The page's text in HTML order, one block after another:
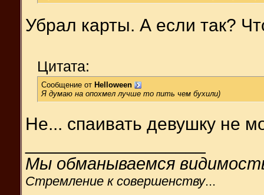
Убрал карты. А если так?
Цитата:
Сообщение от Helloween
Я думаю на опохмел лучше то пить чем бухили)
Не... спаивать девушку не
Мы обманываемся
Стремление к совершенству...